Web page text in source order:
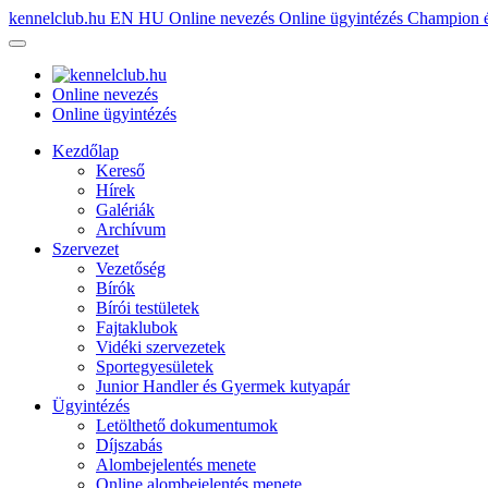
kennelclub.hu EN HU Online nevezés Online ügyintézés Champion
Online nevezés
Online ügyintézés
Kezdőlap
Kereső
Hírek
Galériák
Archívum
Szervezet
Vezetőség
Bírók
Bírói testületek
Fajtaklubok
Vidéki szervezetek
Sportegyesületek
Junior Handler és Gyermek kutyapár
Ügyintézés
Letölthető dokumentumok
Díjszabás
Alombejelentés menete
Online alombejelentés menete